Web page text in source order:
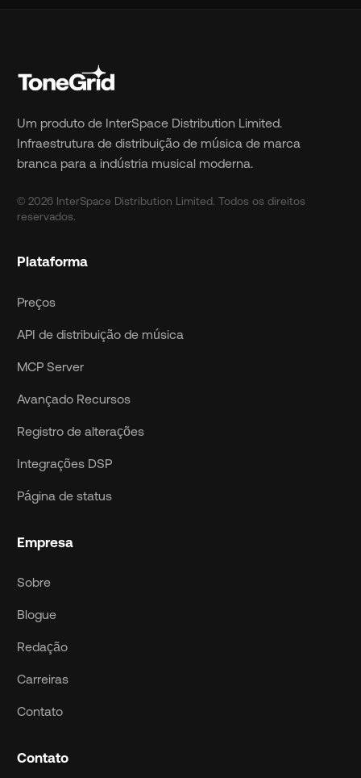
Um produto de InterSpace Distribution Limited.
Infraestrutura de distribuição de música de marca
branca para a indústria musical moderna.
© 2026 InterSpace Distribution Limited. Todos os direitos
reservados.
Plataforma
Preços
API de distribuição de música
MCP Server
Avançado Recursos
Registro de alterações
Integrações DSP
Página de status
Empresa
Sobre
Blogue
Redação
Carreiras
Contato
Contato